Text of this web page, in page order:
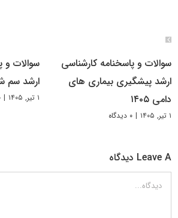
سوالات و پاسخنامه کارشناسی
ارشد پیشگیری بیماری های
دامی ۱۴۰۵
۱ تیر, ۱۴۰۵ | ۰ دیدگاه
سوالات و
ارشد سم
۱ تیر, ۱۴۰۵ | ۰
Leave A دیدگاه
دیدگاه